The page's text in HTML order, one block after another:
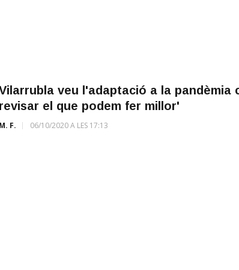
veu l'adaptació a la
revisar el que podem fer millor'
M. F. 06/10/2020 A LES 17:13